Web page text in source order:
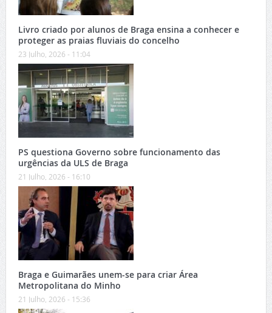
Livro criado por alunos de Braga ensina a conhecer e
proteger as praias fluviais do concelho
23 Julho, 2026 - 11:04
PS questiona Governo sobre funcionamento das
urgências da ULS de Braga
21 Julho, 2026 - 16:10
Braga e Guimarães unem-se para criar Área
Metropolitana do Minho
21 Julho, 2026 - 15:36